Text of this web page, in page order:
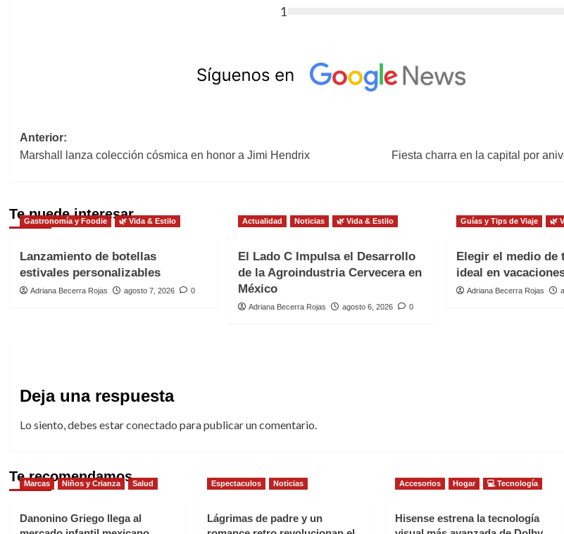
1
Navegación
de
Anterior:
Marshall lanza colección cósmica en honor a Jimi Hendrix
Fiesta charra en la capital por
Te puede interesar
Gastronomía y Foodie 🌿 Vida & Estilo
Lanzamiento de botellas
estivales personalizables
Adriana Becerra Rojas agosto 7, 2026 0
Actualidad Noticias 🌿 Vida & Estilo
El Lado C Impulsa el Desarrollo
de la Agroindustria Cervecera en
México
Adriana Becerra Rojas agosto 6, 2026 0
Guías y Tips de Viaje 🌿
Elegir el medio de
ideal en
Adriana Becerra Rojas
Deja una respuesta
Lo siento, debes estarconectado para publicar un comentario.
Te recomendamos
Marcas Niños y Crianza Salud
Danonino Griego llega al
Espectaculos Noticias
Lágrimas de padre y un
Accesorios Hogar 💻 Tecnología
Hisense estrena la tecnología